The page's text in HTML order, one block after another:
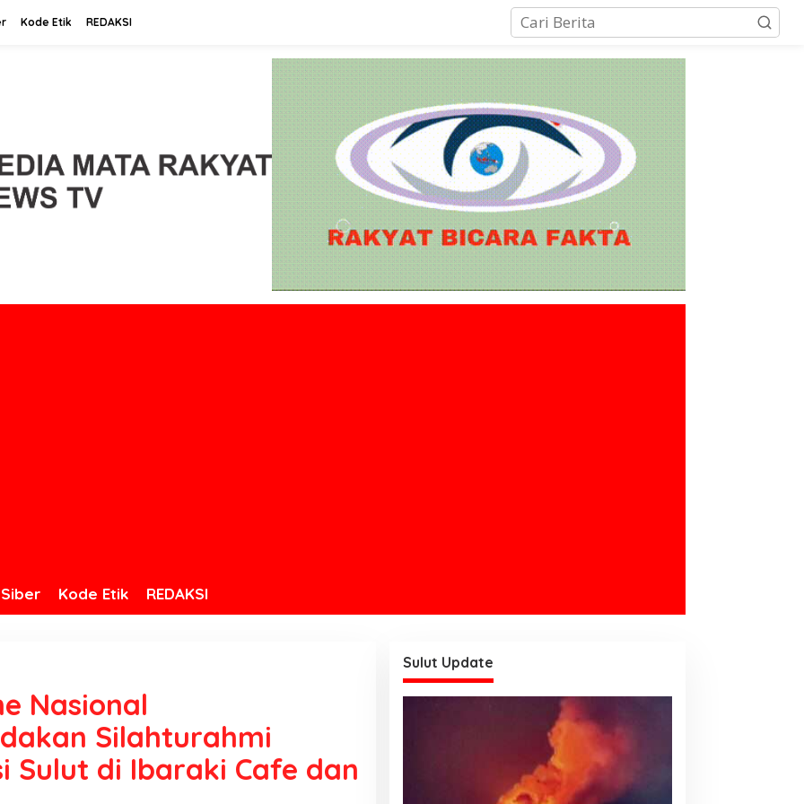
Kode Etik REDAKSI
Kode Etik REDAKSI
Nasional
Silahturahmi
Sulut di Ibaraki Cafe dan
Sulut Update